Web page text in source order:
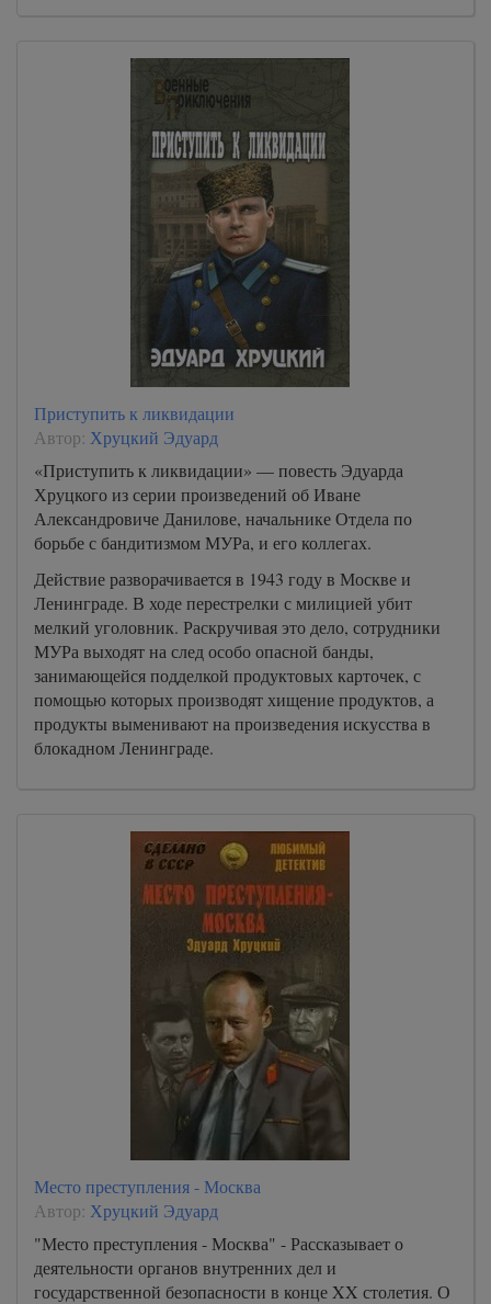
Приступить к ликвидации
Автор: Хруцкий Эдуард
«Приступить к ликвидации» — повесть Эдуарда
Хруцкого из серии произведений об Иване
Александровиче Данилове, начальнике Отдела по
борьбе с бандитизмом МУРа, и его коллегах.
Действие разворачивается в 1943 году в Москве и
Ленинграде. В ходе перестрелки с милицией убит
мелкий уголовник. Раскручивая это дело, сотрудники
МУРа выходят на след особо опасной банды,
занимающейся подделкой продуктовых карточек, с
помощью которых производят хищение продуктов, а
продукты выменивают на произведения искусства в
блокадном Ленинграде.
Место преступления - Москва
Автор: Хруцкий Эдуард
"Место преступления - Москва" - Рассказывает о
деятельности органов внутренних дел и
государственной безопасности в конце XX столетия. О